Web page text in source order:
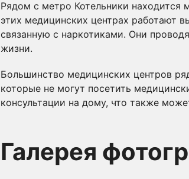
Рядом с метро Котельники
этих медицинских центрах работают
связанную с наркотиками. Они
жизни.
Большинство медицинских центров
которые не могут посетить
консультации на дому, что также
Галерея